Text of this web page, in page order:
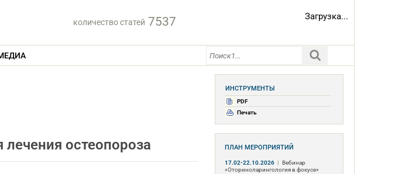
количество статей 7537 Загрузка...
остеопороза
ИНСТРУМЕНТЫ
PDF
Печать
ПЛАН МЕРОПРИЯТИЙ
17.02-22.10.2026 | Вебинар
«Оториноларингология в фокусе»